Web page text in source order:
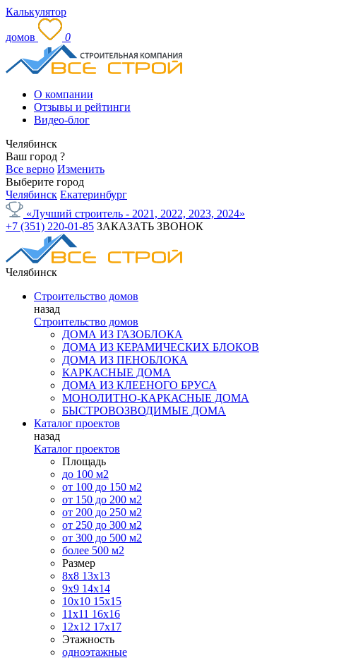
Калькулятор
домов 0
О компании
Отзывы и рейтинги
Видео-блог
Челябинск
Ваш город ?
Все верно Изменить
Выберите город
Челябинск Екатеринбург
«Лучший строитель - 2021, 2022, 2023, 2024»
+7 (351) 220-01-85 ЗАКАЗАТЬ ЗВОНОК
Челябинск
Строительство домов
назад
Строительство домов
ДОМА ИЗ ГАЗОБЛОКА
ДОМА ИЗ КЕРАМИЧЕСКИХ БЛОКОВ
ДОМА ИЗ ПЕНОБЛОКА
КАРКАСНЫЕ ДОМА
ДОМА ИЗ КЛЕЕНОГО БРУСА
МОНОЛИТНО-КАРКАСНЫЕ ДОМА
БЫСТРОВОЗВОДИМЫЕ ДОМА
Каталог проектов
назад
Каталог проектов
Площадь
до 100 м2
от 100 до 150 м2
от 150 до 200 м2
от 200 до 250 м2
от 250 до 300 м2
от 300 до 500 м2
более 500 м2
Размер
8х8 13х13
9х9 14х14
10х10 15х15
11x11 16х16
12х12 17х17
Этажность
одноэтажные